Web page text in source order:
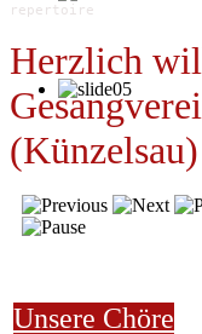
repertoire
Herzlich
(Künzelsau)
Unsere Chöre